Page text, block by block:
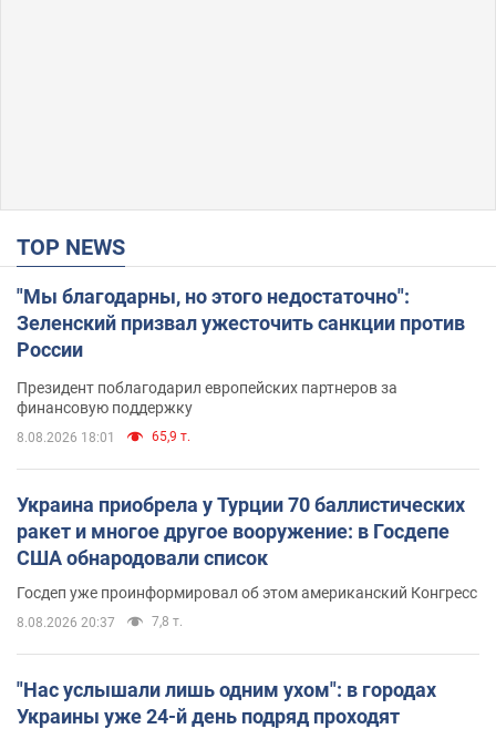
TOP NEWS
"Мы благодарны, но этого недостаточно":
Зеленский призвал ужесточить санкции против
России
Президент поблагодарил европейских партнеров за
финансовую поддержку
8.08.2026 18:01 65,9 т.
Украина приобрела у Турции 70 баллистических
ракет и многое другое вооружение: в Госдепе
США обнародовали список
Госдеп уже проинформировал об этом американский Конгресс
8.08.2026 20:37 7,8 т.
"Нас услышали лишь одним ухом": в городах
Украины уже 24-й день подряд проходят